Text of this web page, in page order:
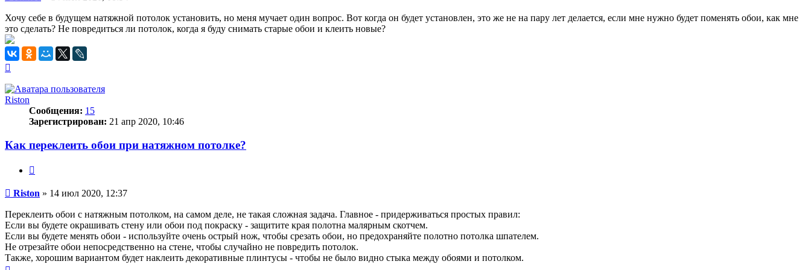
Хочу себе в будущем натяжной потолок установить, но меня мучает один вопрос. Вот когда он будет установлен, это же не на пару лет делается, если мне нужно будет поменять обои, как мне
это сделать? Не повредиться ли потолок, когда я буду снимать старые обои и клеить новые?
началу
Riston
Сообщения: 15
Зарегистрирован: 21 апр 2020, 10:46
Как переклеить обои при натяжном потолке?
Сообщение
Riston » 14 июл 2020, 12:37
Переклеить обои с натяжным потолком, на самом деле, не такая сложная задача. Главное - придерживаться простых правил:
Если вы будете окрашивать стену или обои под покраску - защитите края полотна малярным скотчем.
Если вы будете менять обои - используйте очень острый нож, чтобы срезать обои, но предохраняйте полотно потолка шпателем.
Не отрезайте обои непосредственно на стене, чтобы случайно не повредить потолок.
Также, хорошим вариантом будет наклеить декоративные плинтусы - чтобы не было видно стыка между обоями и потолком.